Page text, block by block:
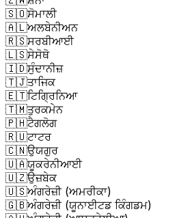
🇸🇴ਸੋਮਾਲੀ
🇦🇱ਅਲਬੇਨੀਅਨ
🇷🇸ਸਰਬੀਆਈ
🇱🇸ਸੇਸੋਥੋ
🇮🇩ਸੁੰਦਾਨੀਜ਼
🇹🇯ਤਾਜਿਕ
🇪🇹ਟਿਗ੍ਰਿਨਿਆ
🇹🇲ਤੁਰਕਮੇਨ
🇵🇭ਟੈਗਲੋਗ
🇷🇺ਟਾਟਰ
🇨🇳ਉਯਗੁਰ
🇺🇦ਯੂਕਰੇਨੀਆਈ
🇺🇿ਉਜ਼ਬੇਕ
🇺🇸ਅੰਗਰੇਜ਼ੀ (ਅਮਰੀਕਾ)
🇬🇧ਅੰਗਰੇਜ਼ੀ (ਯੂਨਾਈਟਡ ਕਿੰਗਡਮ)